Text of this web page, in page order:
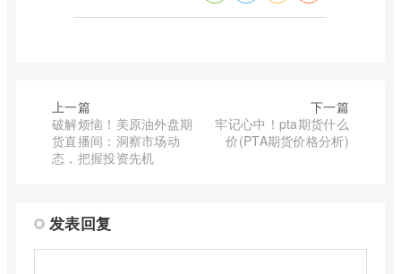
上一篇
破解烦恼！美原油外盘期
货直播间：洞察市场动
态，把握投资先机
下一篇
牢记心中！pta期货什么
价(PTA期货价格分析)
发表回复